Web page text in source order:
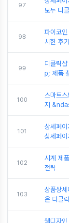
97
모두 디
98
파이코
치한 후기
99
디클릭
p; 제품
100
스마트
지
101
상세페
상세페이
102
시계 제
전략
103
상품상
은 디클
웹디자